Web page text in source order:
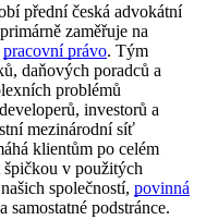
přední česká advokátní
zaměřuje na
pracovní právo. Tým
daňových poradců a
problémů
investorů a
mezinárodní síť
klientům po celém
v použitých
našich společností, povinná
samostatné podstránce.